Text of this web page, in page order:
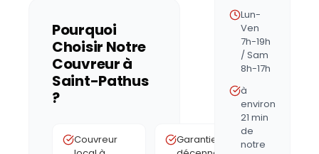
Pourquoi
Choisir Notre
Couvreur à
Saint-Pathus
?
Couvreur
Garantie
Lun-
Ven
7h-19h
/ Sam
8h-17h
à
environ
21 min
de
notre